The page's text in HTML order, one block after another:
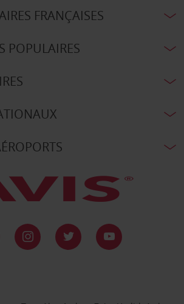
FRANÇAISES
POPULAIRES